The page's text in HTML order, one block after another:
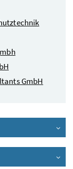
GmbH